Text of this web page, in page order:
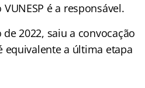
é a responsável.
2022, saiu a convocação
equivalente a última etapa